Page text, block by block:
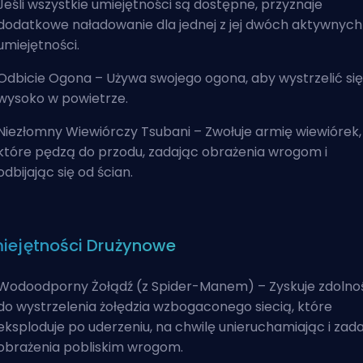
wszystkie umiejętności są dostępne, przyznaje
naładowanie dla jednej z jej dwóch aktywnych
Ogona – Używa swojego ogona, aby wystrzelić się
w powietrze.
Wiewiórczy Tsubani – Zwołuje armię wiewiórek,
pędzą do przodu, zadając obrażenia wrogom i
się od ścian.
Drużynowe
Żołądź (z Spider-Manem) – Zyskuje
wystrzelenia żołędzia wzbogaconego siecią, które
po uderzeniu, na chwilę unieruchamiając i
pobliskim wrogom.